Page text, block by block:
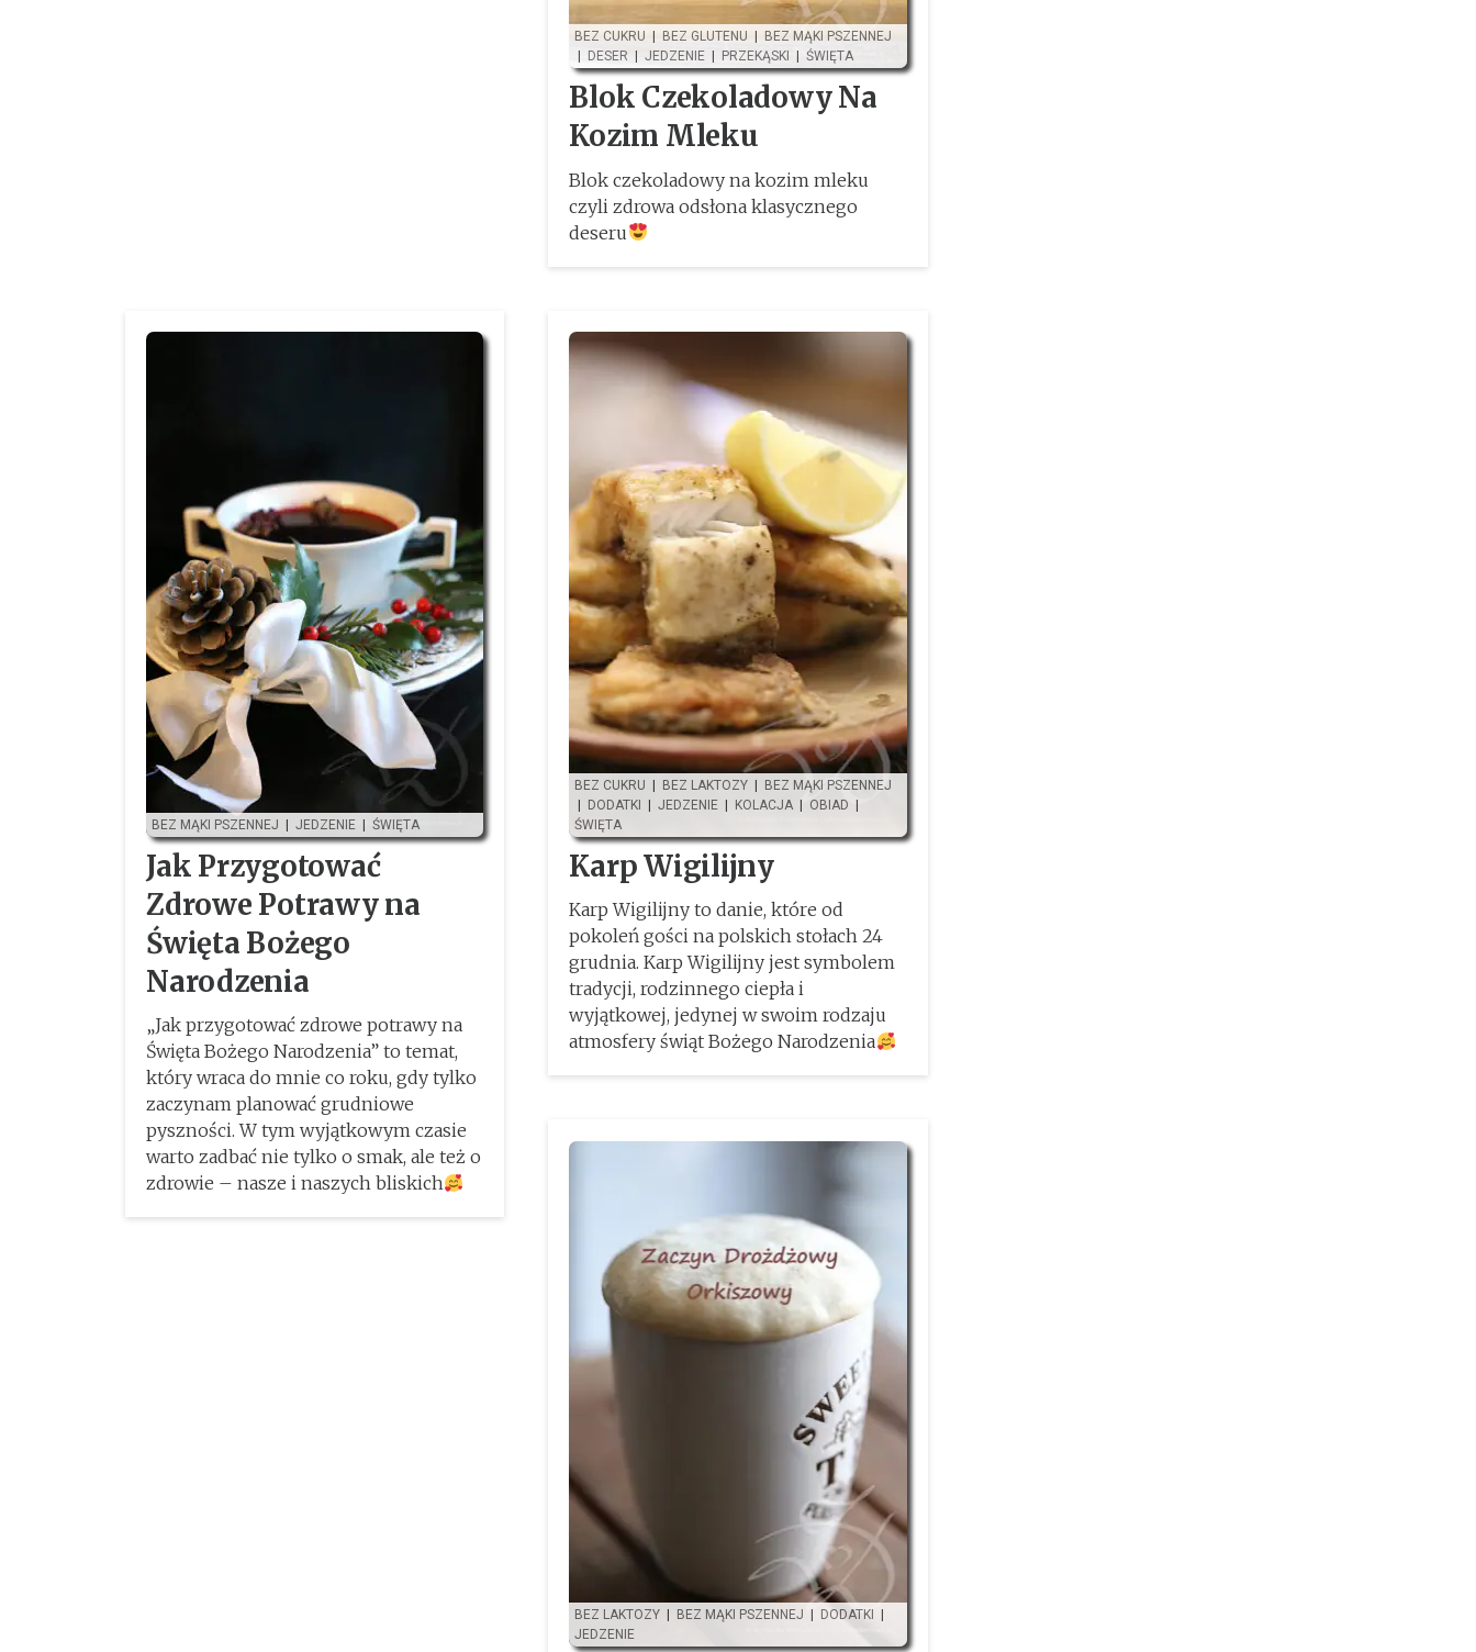
BEZ CUKRU BEZ GLUTENU
BEZ MĄKI PSZENNEJ
DESER JEDZENIE PRZEKĄSKI ŚWIĘTA
Blok Czekoladowy Na
Kozim Mleku
Blok czekoladowy na kozim mleku
czyli zdrowa odsłona klasycznego
deseru
BEZ MĄKI PSZENNEJ JEDZENIE ŚWIĘTA
Jak Przygotować
Zdrowe Potrawy na
Święta Bożego
Narodzenia
„Jak przygotować zdrowe potrawy na
Święta Bożego Narodzenia” to temat,
który wraca do mnie co roku, gdy tylko
zaczynam planować grudniowe
pyszności. W tym wyjątkowym czasie
warto zadbać nie tylko o smak, ale też o
zdrowie – nasze i naszych bliskich
BEZ CUKRU BEZ LAKTOZY
BEZ MĄKI PSZENNEJ
DODATKI JEDZENIE KOLACJA OBIAD
ŚWIĘTA
Karp Wigilijny
Karp Wigilijny to danie, które od
pokoleń gości na polskich stołach 24
grudnia. Karp Wigilijny jest symbolem
tradycji, rodzinnego ciepła i
wyjątkowej, jedynej w swoim rodzaju
atmosfery świąt Bożego Narodzenia
BEZ LAKTOZY | BEZ MĄKI PSZENNEJ | DODATKI |
JEDZENIE